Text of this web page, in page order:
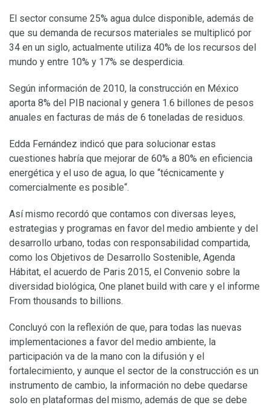
El sector consume 25% agua dulce disponible, además de
que su demanda de recursos materiales se multiplicó por
34 en un siglo, actualmente utiliza 40% de los recursos del
mundo y entre 10% y 17% se desperdicia.
Según información de 2010, la construcción en México
aporta 8% del PIB nacional y genera 1.6 billones de pesos
anuales en facturas de más de 6 toneladas de residuos.
Edda Fernández indicó que para solucionar estas
cuestiones habría que mejorar de 60% a 80% en eficiencia
energética y el uso de agua, lo que “técnicamente y
comercialmente es posible“.
Así mismo recordó que contamos con diversas leyes,
estrategias y programas en favor del medio ambiente y del
desarrollo urbano, todas con responsabilidad compartida,
como los Objetivos de Desarrollo Sostenible, Agenda
Hábitat, el acuerdo de Paris 2015, el Convenio sobre la
diversidad biológica, One planet build with care y el informe
From thousands to billions.
Concluyó con la reflexión de que, para todas las nuevas
implementaciones a favor del medio ambiente, la
participación va de la mano con la difusión y el
fortalecimiento, y aunque el sector de la construcción es un
instrumento de cambio, la información no debe quedarse
solo en plataformas del mismo, además de que se debe